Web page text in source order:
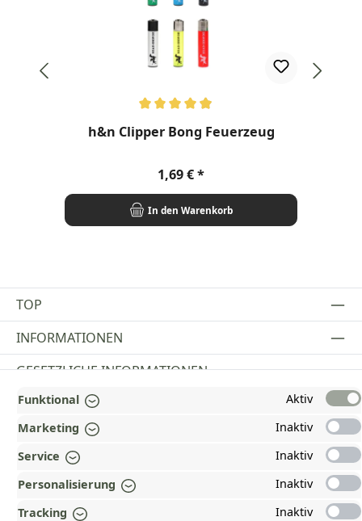
h&n Clipper Bong Feuerzeug
Regulärer Preis:
1,69 €
In den Warenkorb
TOP
INFORMATIONEN
GESETZLICHE INFORMATIONEN
ZAHLUNGS- UND VERSANDARTEN
AUSGEZEICHNET UND ZERTIFIZIERT!
UNSERE COMMUNITIES
Funktional
Aktiv
Marketing
Inaktiv
Service
Inaktiv
Personalisierung
Inaktiv
Tracking
Inaktiv